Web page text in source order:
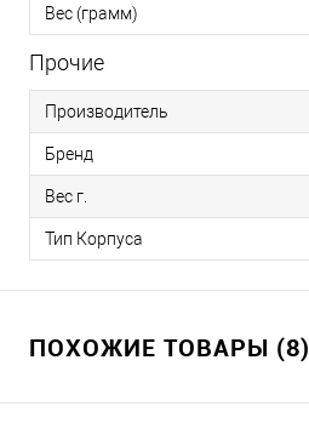
Вес (грамм)
Прочие
Производитель
Бренд
Вес г.
Тип Корпуса
ПОХОЖИЕ ТОВАРЫ (8)